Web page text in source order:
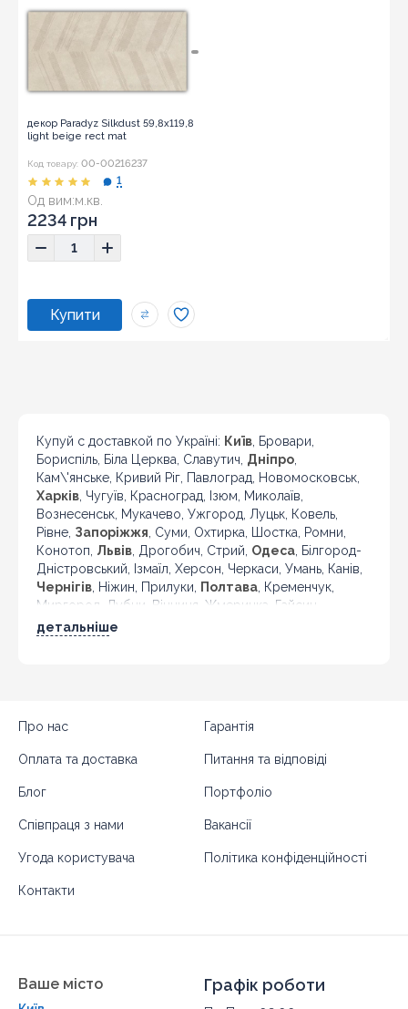
декор Paradyz Silkdust 59,8x119,8
light beige rect mat
Код товару: 00-00216237
Од вим:м.кв.
Розмір:59,8x119,8
1
2234 грн
Купуй с доставкой по Україні: Київ , Бровари,
Бориспіль, Біла Церква, Славутич, Дніпро
Кам\'янське, Кривий Ріг, Павлоград, Новомосковськ,
Харків , Чугуїв, Красноград, Ізюм, Миколаїв,
Вознесенськ, Мукачево, Ужгород, Луцьк, Ковель,
Рівне, Запоріжжя , Суми, Охтирка, Шостка, Ромни,
Конотоп, Львів , Дрогобич, Стрий, Одеса , Білгород-
Дністровський, Ізмаїл, Херсон, Черкаси, Умань, Канів,
Чернігів , Ніжин, Прилуки, Полтава , Кременчук,
Миргород, Лубни, Вінниця, Жмеринка, Гайсин,
Бердичів, Житомир, Новоград-Волинський,
Коростень,
детальніше
Про нас Гарантія
Оплата та доставка Питання та відповіді
Блог Портфоліо
Співпраця з нами Вакансії
Угода користувача Політика конфіденційності
Контакти
Ваше місто Графік роботи